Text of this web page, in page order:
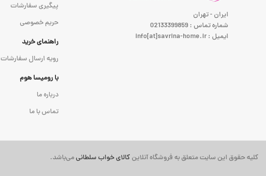
ایران - تهران
شماره تماس : 02133399859
ایمیل : info[at]savrina-home.ir
پیگیری سفارشات
حریم خصوصی
راهنمای خرید
رویه ارسال سفارشات
با رومیسا هوم
درباره ما
تماس با ما
کلیه حقوق این سایت متعلق به فروشگاه آنلاینکالای خواب سلطانیمی‌باشد.